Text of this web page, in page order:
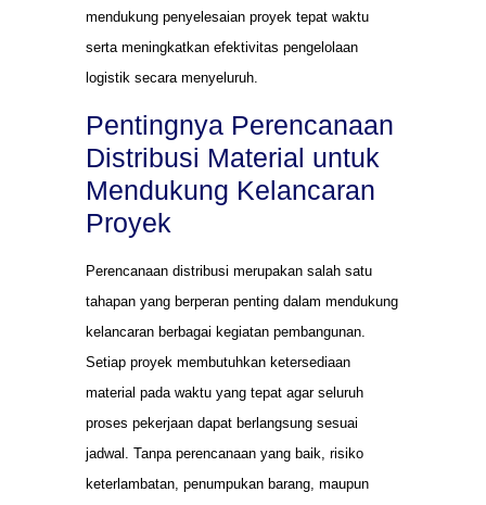
mendukung penyelesaian proyek tepat waktu
serta meningkatkan efektivitas pengelolaan
logistik secara menyeluruh.
Pentingnya Perencanaan
Distribusi Material untuk
Mendukung Kelancaran
Proyek
Perencanaan distribusi merupakan salah satu
tahapan yang berperan penting dalam mendukung
kelancaran berbagai kegiatan pembangunan.
Setiap proyek membutuhkan ketersediaan
material pada waktu yang tepat agar seluruh
proses pekerjaan dapat berlangsung sesuai
jadwal. Tanpa perencanaan yang baik, risiko
keterlambatan, penumpukan barang, maupun